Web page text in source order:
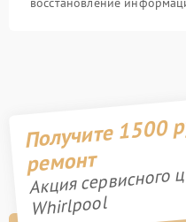
Получите 1500
ремонт
Акция сервисного
Whirlpool